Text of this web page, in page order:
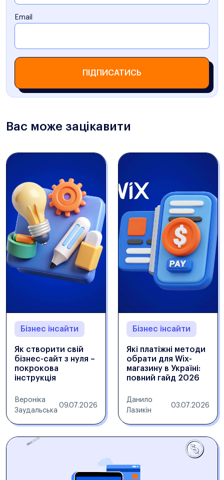
Email
ПІДПИСАТИСЬ
Вас може зацікавити
Бізнес інсайти
Як створити свій
бізнес-сайт з нуля –
покрокова
інструкція
Вероніка
Заудальська
09.07.2026
Бізнес інсайти
Які платіжні методи
обрати для Wix-
магазину в Україні:
повний гайд 2026
Данило
Лазикін
03.07.2026